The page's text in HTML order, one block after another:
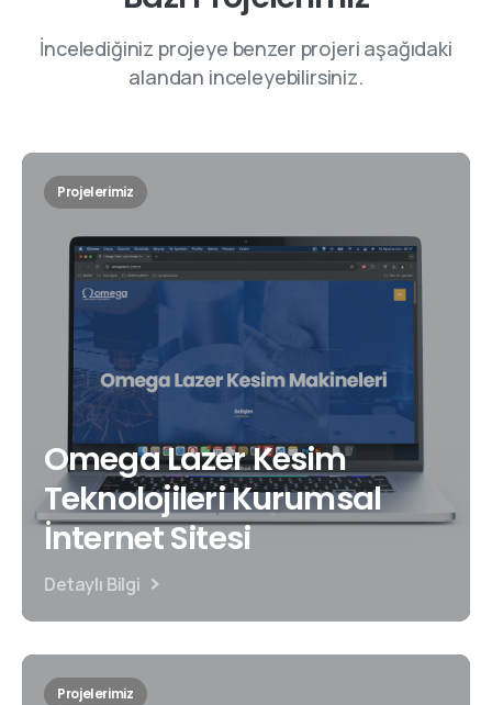
İncelediğiniz projeye benzer projeri aşağıdaki
alandan inceleyebilirsiniz.
Projelerimiz
Omega Lazer Kesim
Teknolojileri Kurumsal
İnternet Sitesi
Detaylı Bilgi
Projelerimiz